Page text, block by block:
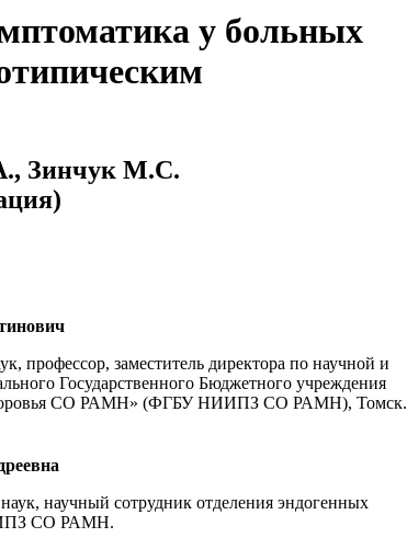
у больных
Зинчук М.С.
профессор, заместитель директора по научной и
Государственного Бюджетного учреждения
СО РАМН» (ФГБУ НИИПЗ СО РАМН), Томск.
научный сотрудник отделения эндогенных
СО РАМН.